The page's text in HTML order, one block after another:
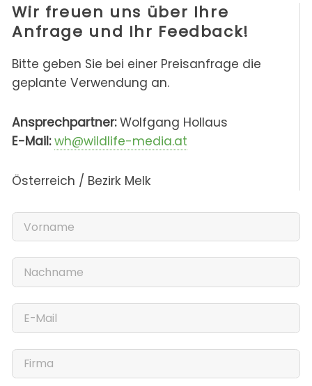
Wir freuen uns über Ihre
Anfrage und Ihr Feedback!
Bitte geben Sie bei einer Preisanfrage die
geplante Verwendung an.
Ansprechpartner:Wolfgang Hollaus
E-Mail: wh@wildlife-media.at
Österreich / Bezirk Melk